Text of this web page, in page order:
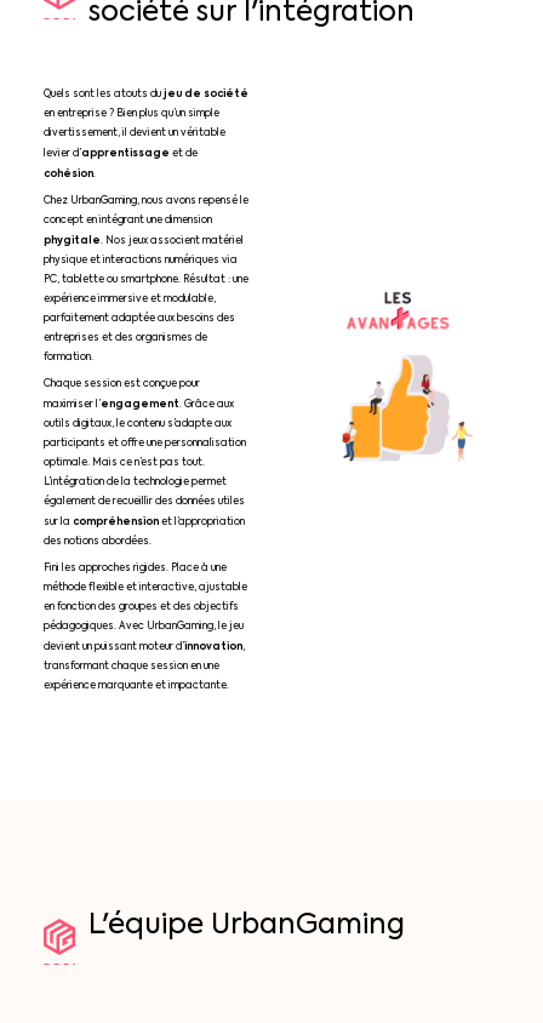
société sur l'intégration
Quels sont les atouts dujeu de société
en entreprise ? Bien plus qu’un simple
divertissement, il devient un véritable
levier d’apprentissage et de
cohésion.
Chez UrbanGaming, nous avons repensé le
concept en intégrant une dimension
phygitale. Nos jeux associent matériel
physique et interactions numériques via
PC, tablette ou smartphone. Résultat : une
expérience immersive et modulable,
parfaitement adaptée aux besoins des
entreprises et des organismes de
formation.
Chaque session est conçue pour
maximiser l’engagement. Grâce aux
outils digitaux, le contenu s’adapte aux
participants et offre une personnalisation
optimale. Mais ce n’est pas tout.
L’intégration de la technologie permet
également de recueillir des données utiles
sur la compréhensionet l’appropriation
des notions abordées.
Fini les approches rigides. Place à une
méthode flexible et interactive, ajustable
en fonction des groupes et des objectifs
pédagogiques. Avec UrbanGaming, le jeu
devient un puissant moteur d’innovation,
transformant chaque session en une
expérience marquante et impactante.
L'équipe UrbanGaming